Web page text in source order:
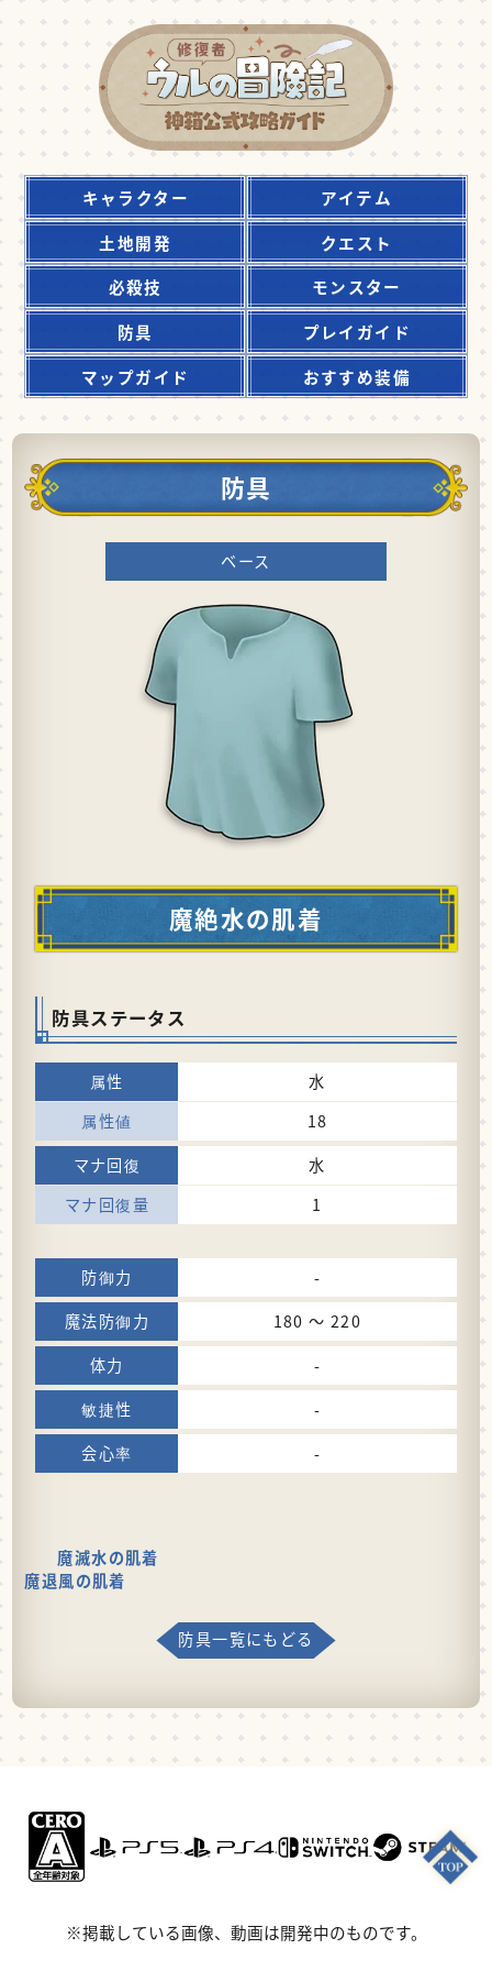
キャラクター
アイテム
土地開発
クエスト
必殺技
モンスター
防具
プレイガイド
マップガイド
おすすめ装備
防具
ベース
魔絶水の肌着
防具ステータス
水
18
水
1
-
180 〜 220
-
-
-
魔滅水の肌着
魔退風の肌着
防具一覧にもどる
※掲載している画像、動画は開発中のものです。